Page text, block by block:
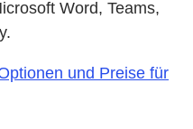
Word, Teams,
und Preise für